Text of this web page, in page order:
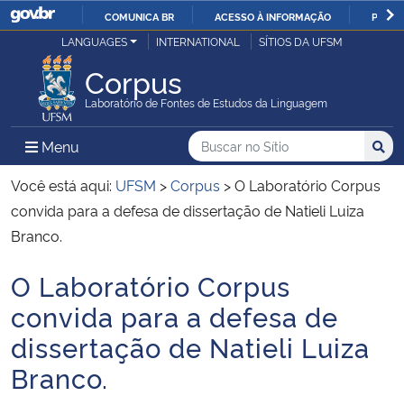
IR
COMUNICA BR ACESSO À INFORMAÇÃO
Ministério da Justiça e Segurança Pública
Ministério da Defesa
Ministério das Relações Exteriores
Ministério da Economia
Ministério da Infraestrutura
Ministério da Agricultura, Pecuária e Abastecimento
Ministério da Educação
LANGUAGES INTERNATIONAL SÍTIOS DA UFSM
Corpus
Laboratório de Fontes de Estudos da Linguagem
Menu Menu Principal do Sítio
Busca
Buscar no no Sítio
Busca:
Você está aqui: UFSM >Corpus >O Laboratório Corpus
convida para a defesa de dissertação de Natieli Luiza
Branco.
Início do conteúdo
O Laboratório Corpus
convida para a defesa de
dissertação de Natieli Luiza
Branco.